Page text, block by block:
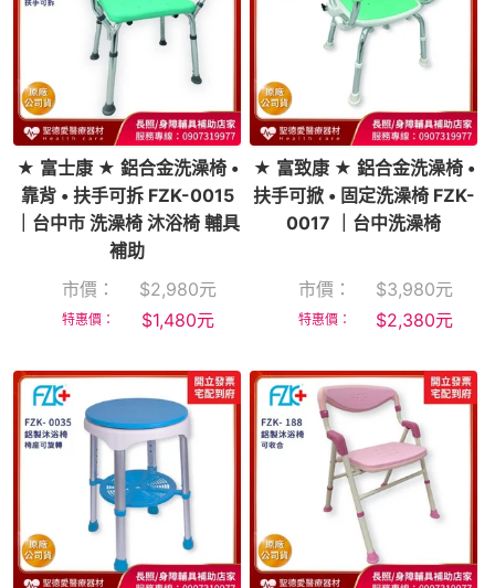
★ 富士康 ★ 鋁合金洗澡椅 •
靠背 • 扶手可拆 FZK-0015
｜台中市 洗澡椅 沐浴椅 輔具
補助
市價：
$2,980元
特惠價： $1,480元
★ 富致康 ★ 鋁合金洗澡椅 •
扶手可掀 • 固定洗澡椅 FZK-
0017 ｜台中洗澡椅
市價： $3,980元
特惠價： $2,380元